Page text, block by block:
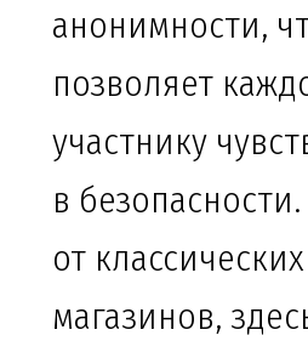
анонимности,
позволяет
участнику
в
от
магазинов,